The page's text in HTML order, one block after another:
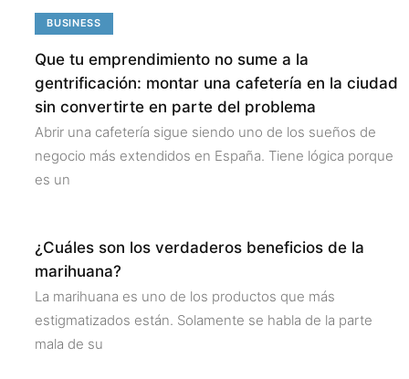
BUSINESS
Que tu emprendimiento no sume a la
gentrificación: montar una cafetería en la ciudad
sin convertirte en parte del problema
Abrir una cafetería sigue siendo uno de los sueños de
negocio más extendidos en España. Tiene lógica porque
es un
¿Cuáles son los verdaderos beneficios de la
marihuana?
La marihuana es uno de los productos que más
estigmatizados están. Solamente se habla de la parte
mala de su